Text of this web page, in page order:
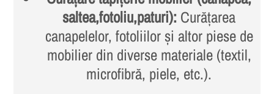
saltea,fotoliu,paturi): Curățarea
canapelelor, fotoliilor și altor piese de
mobilier din diverse materiale (textil,
microfibră, piele, etc.).